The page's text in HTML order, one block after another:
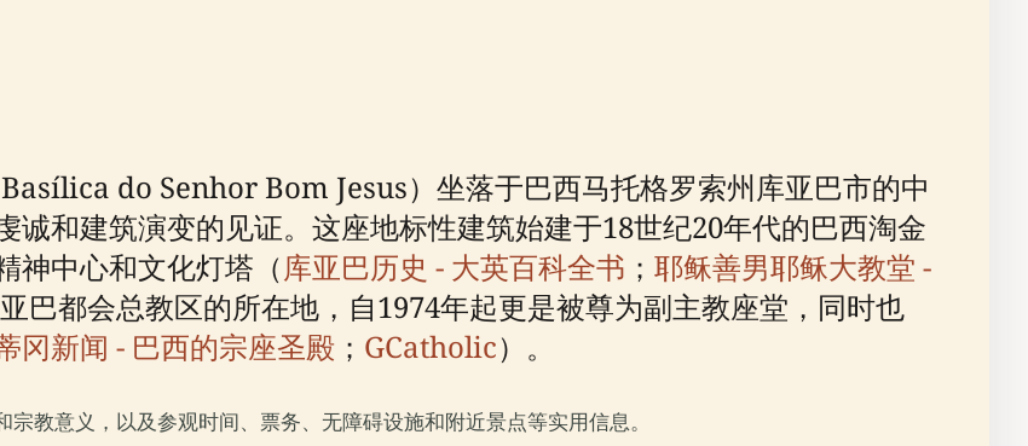
do Senhor Bom Jesus）坐落于巴西马托格罗索州库亚巴市的中
诚和建筑演变的见证。这座地标性建筑始建于18世纪20年代的巴西淘金
神中心和文化灯塔（库亚巴历史 - 大英百科全书 ； 耶稣善男耶稣大教堂 -
巴都会总教区的所在地，自1974年起更是被尊为副主教座堂，同时也
冈新闻 - 巴西的宗座圣殿 ； GCatholic）。
教意义，以及参观时间、票务、无障碍设施和附近景点等实用信息。